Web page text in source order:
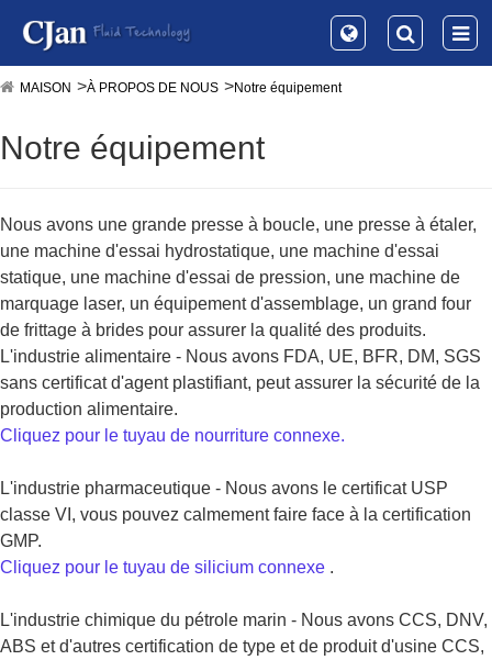
MAISON À PROPOS DE NOUS Notre équipement
Notre équipement
Nous avons une grande presse à boucle, une presse à étaler,
une machine d'essai hydrostatique, une machine d'essai
statique, une machine d'essai de pression, une machine de
marquage laser, un équipement d'assemblage, un grand four
de frittage à brides pour assurer la qualité des produits.
L'industrie alimentaire - Nous avons FDA, UE, BFR, DM, SGS
sans certificat d'agent plastifiant, peut assurer la sécurité de la
production alimentaire.
Cliquez pour le tuyau de nourriture connexe.
L'industrie pharmaceutique - Nous avons le certificat USP
classe VI, vous pouvez calmement faire face à la certification
GMP.
Cliquez pour le tuyau de silicium connexe .
L'industrie chimique du pétrole marin - Nous avons CCS, DNV,
ABS et d'autres certification de type et de produit d'usine CCS,